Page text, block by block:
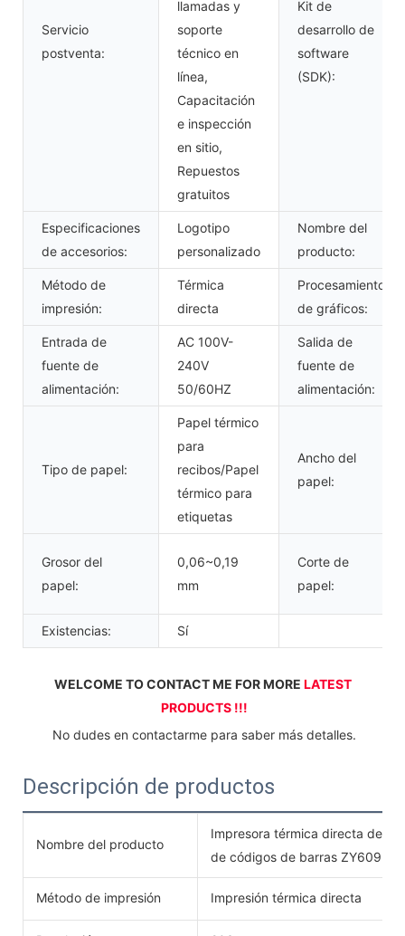
Servicio
postventa:
llamadas y
soporte
técnico en
línea,
Capacitación
e inspección
en sitio,
Repuestos
gratuitos
Kit de
desarrollo de
software
(SDK):
Especificaciones
de accesorios:
Logotipo
personalizado
Nombre del
producto:
Método de
impresión:
Térmica
directa
Procesamiento
de gráficos:
Entrada de
fuente de
alimentación:
AC 100V-
240V
50/60HZ
Salida de
fuente de
alimentación:
Tipo de papel:
Papel térmico
para
recibos/Papel
térmico para
etiquetas
Ancho del
papel:
Grosor del
papel:
0,06~0,19
mm
Corte de
papel:
Existencias: Sí
WELCOME TO CONTACT ME FOR MORE LATEST
PRODUCTS !!!
No dudes en contactarme para saber más detalles.
Descripción de productos
Nombre del producto
Impresora térmica directa de
de códigos de barras ZY609
Método de impresión Impresión térmica directa